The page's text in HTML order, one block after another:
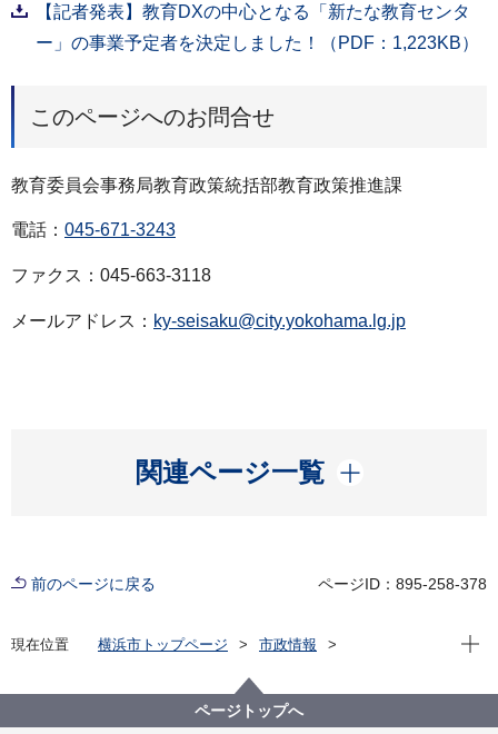
【記者発表】教育DXの中心となる「新たな教育センタ
ー」の事業予定者を決定しました！（PDF：1,223KB）
このページへのお問合せ
教育委員会事務局教育政策統括部教育政策推進課
電話： 045-671-3243
ファクス：045-663-3118
メールアドレス： ky-seisaku@city.yokohama.lg.jp
関連ページ一覧
開く
前のページに戻る ページID：895-258-378
現在位置 横浜市トップページ
市政情報
記者発表 2022年度
【記者発表】教育DXの中心となる「新たな教育センタ
ー」の事業予定者を決定しました！
現在
ページトップへ